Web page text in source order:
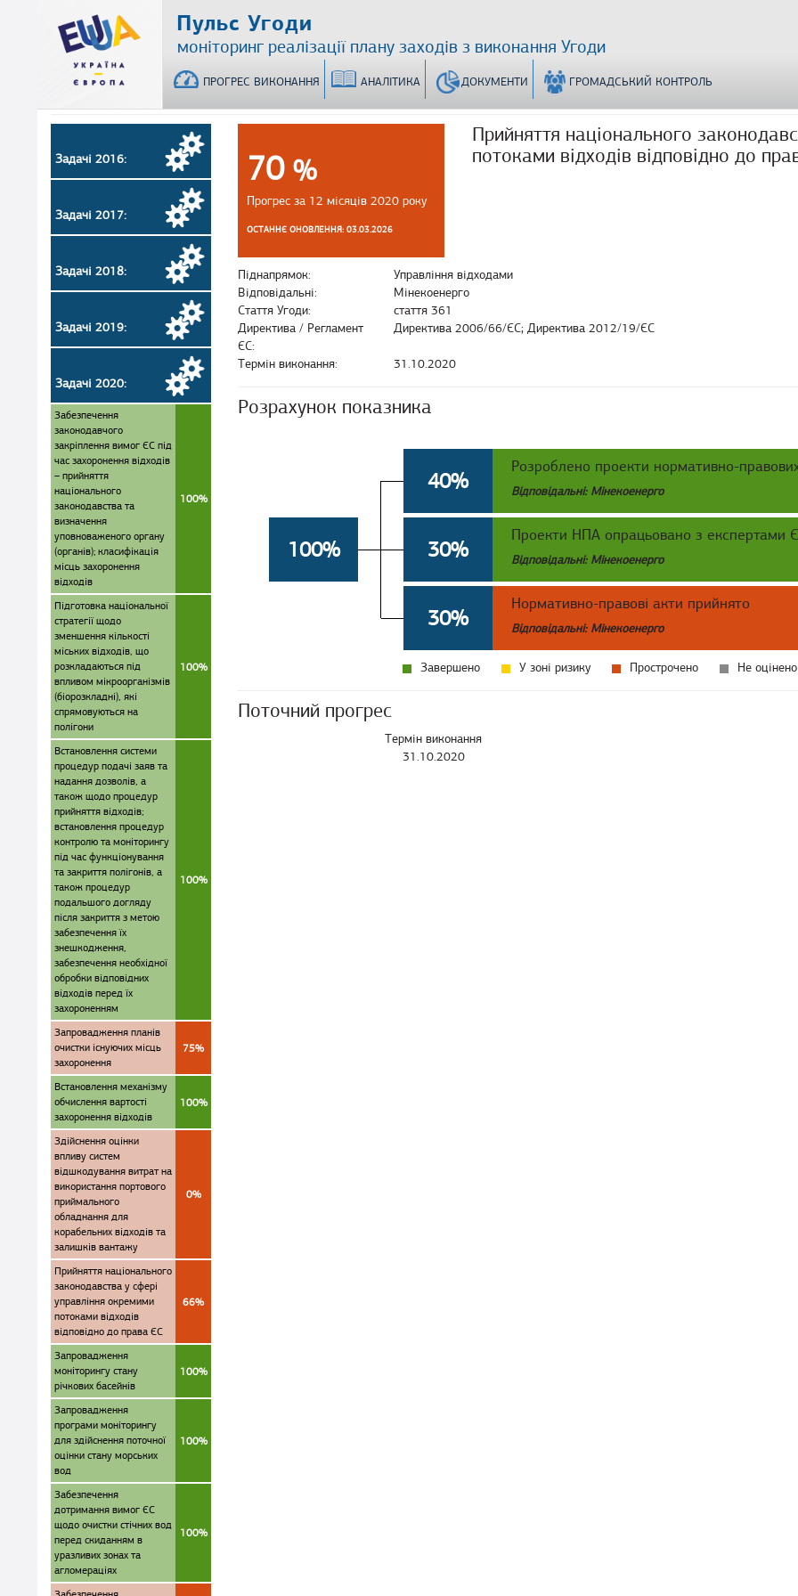
Пульс Угоди
моніторинг реалізації плану заходів з виконання Угоди
ПРОГРЕС ВИКОНАННЯ АНАЛІТИКА ДОКУМЕНТИ ГРОМАДСЬКИЙ КОНТРОЛЬ
70 %
Прогрес за 12 місяців 2020 року
ОСТАННЄ ОНОВЛЕННЯ: 03.03.2026
Прийняття національного
потоками відходів відповідно до
Піднапрямок:
Управління відходами
Відповідальні:
Мінекоенерго
Стаття Угоди:
стаття 361
Директива / Регламент
ЄС:
Директива 2006/66/ЄС; Директива 2012/19/ЄС
Термін виконання: 31.10.2020
Розрахунок показника
100%
40%
Розроблено проекти нормативно-
Відповідальні: Мінекоенерго
30%
Проекти НПА опрацьовано з експертами
Відповідальні: Мінекоенерго
30%
Нормативно-правові акти прийнято
Відповідальні: Мінекоенерго
Завершено У зоні ризику Прострочено Не оцінено
Поточний прогрес
Термін виконання
31.10.2020
Задачі 2016:
Задачі 2017:
Задачі 2018:
Задачі 2019:
Задачі 2020:
Забезпечення
законодавчого
закріплення вимог ЄС під
час захоронення відходів
– прийняття
національного
законодавства та
визначення
уповноваженого органу
(органів); класифікація
місць захоронення
відходів
100%
Підготовка національної
стратегії щодо
зменшення кількості
міських відходів, що
розкладаються під
впливом мікроорганізмів
(біорозкладні), які
спрямовуються на
полігони
100%
Встановлення системи
процедур подачі заяв та
надання дозволів, а
також щодо процедур
прийняття відходів;
встановлення процедур
контролю та моніторингу
під час функціонування
та закриття полігонів, а
також процедур
подальшого догляду
після закриття з метою
забезпечення їх
знешкодження,
забезпечення необхідної
обробки відповідних
відходів перед їх
захороненням
100%
Запровадження планів
очистки існуючих місць
захоронення
75%
Встановлення механізму
обчислення вартості
захоронення відходів
100%
Здійснення оцінки
впливу систем
відшкодування витрат на
використання портового
приймального
обладнання для
корабельних відходів та
залишків вантажу
0%
Прийняття національного
законодавства у сфері
управління окремими
потоками відходів
відповідно до права ЄС
66%
Запровадження
моніторингу стану
річкових басейнів
100%
Запровадження
програми моніторингу
для здійснення поточної
оцінки стану морських
вод
100%
Забезпечення
дотримання вимог ЄС
щодо очистки стічних вод
перед скиданням в
уразливих зонах та
агломераціях
100%